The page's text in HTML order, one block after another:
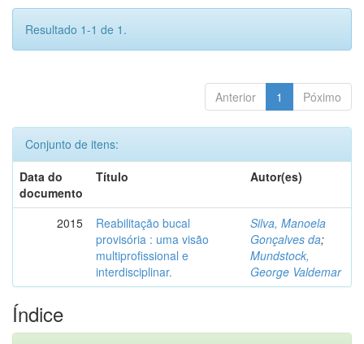
Resultado 1-1 de 1.
Anterior 1 Póximo
Conjunto de itens:
Data do
documento
Título Autor(es)
2015
Reabilitação bucal
provisória : uma visão
multiprofissional e
interdisciplinar.
Silva, Manoela
Gonçalves da;
Mundstock,
George Valdemar
Índice